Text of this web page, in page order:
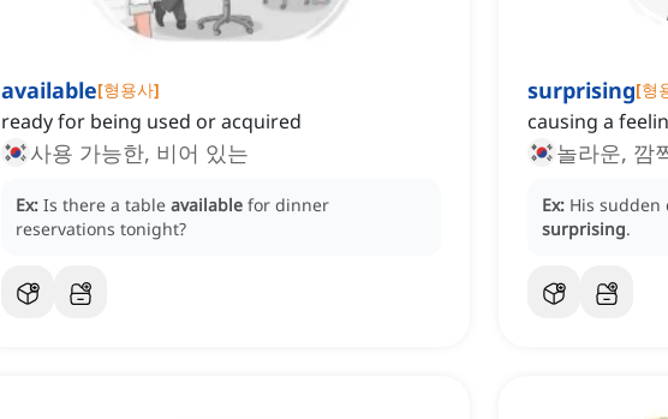
available[형용사]
ready for being used or acquired
사용 가능한, 비어 있는
Ex: Is there a table available for dinner
reservations tonight?
surprising[형
causing a
놀라운, 깜
Ex: His
surprising.